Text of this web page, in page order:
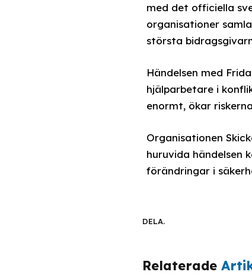
med det officiella
organisationer
största
Händelsen med
hjälparbetare i
enormt, ökar
Organisationen
huruvida händelsen
förändringar i
DELA.
Relaterade